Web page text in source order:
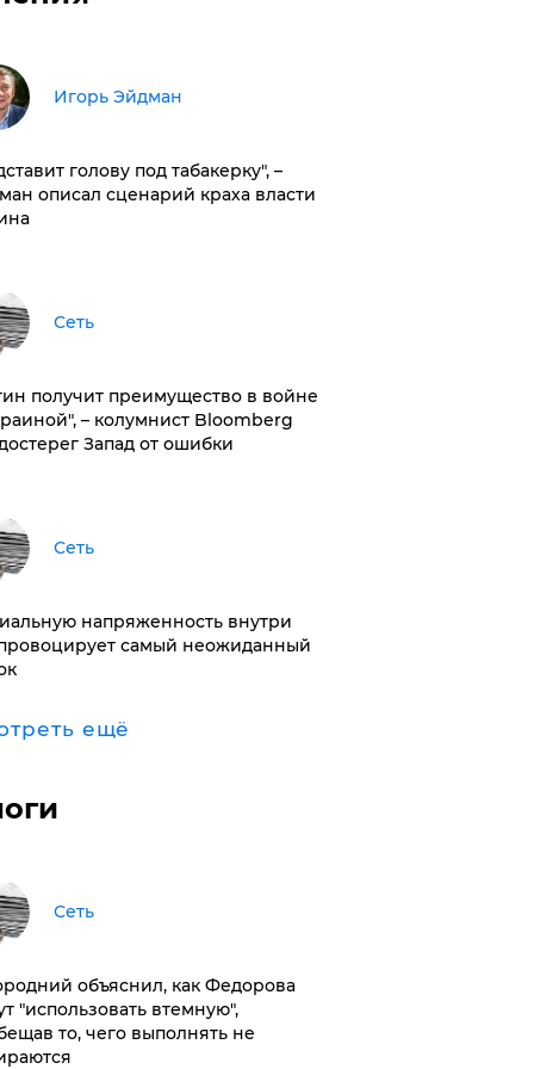
Игорь Эйдман
голову под табакерку", –
описал сценарий краха власти
Сеть
получит преимущество в войне
– колумнист Bloomberg
Запад от ошибки
Сеть
напряженность внутри
самый неожиданный
ещё
Сеть
объяснил, как Федорова
"использовать втемную",
то, чего выполнять не